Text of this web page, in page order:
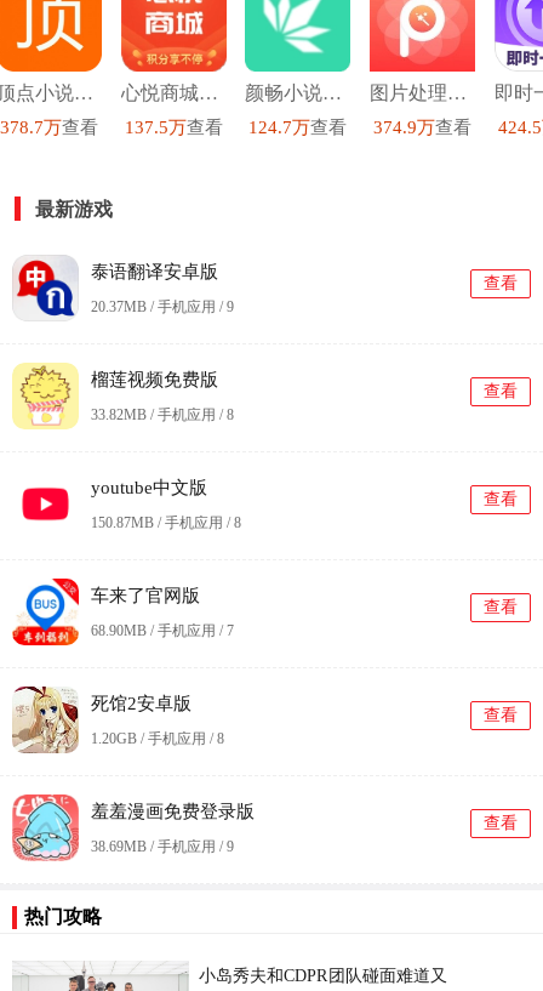
顶点小说去广告版
378.7万查看
心悦商城安卓直装版
137.5万查看
颜畅小说安卓官方版
124.7万查看
图片处理p图直装版
374.9万查看
最新游戏
泰语翻译安卓版
20.37MB / 手机应用 /9
查看
榴莲视频免费版
33.82MB / 手机应用 /8
查看
youtube中文版
150.87MB / 手机应用 /8
查看
车来了官网版
68.90MB / 手机应用 /7
查看
死馆2安卓版
1.20GB / 手机应用 /8
查看
羞羞漫画免费登录版
38.69MB / 手机应用 /9
查看
热门攻略
小岛秀夫和CDPR团队碰面难道又